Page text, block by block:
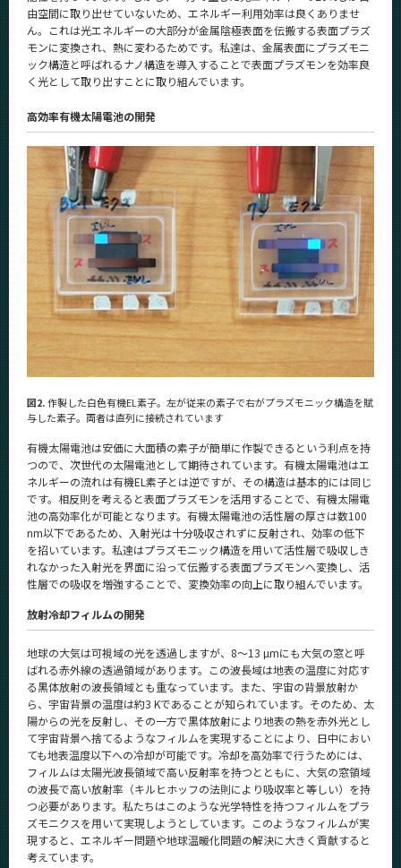
由空間に取り出せていないため、エネルギー利用効率は良くありませ
ん。これは光エネルギーの大部分が金属陰極表面を伝搬する表面プラズ
モンに変換され、熱に変わるためです。私達は、金属表面にプラズモニ
ック構造と呼ばれるナノ構造を導入することで表面プラズモンを効率良
く光として取り出すことに取り組んでいます。
高効率有機太陽電池の開発
図2.作製した白色有機EL素子。左が従来の素子で右がプラズモニック構造を賦
与した素子。両者は直列に接続されています
有機太陽電池は安価に大面積の素子が簡単に作製できるという利点を持
つので、次世代の太陽電池として期待されています。有機太陽電池はエ
ネルギーの流れは有機EL素子とは逆ですが、その構造は基本的には同じ
です。相反則を考えると表面プラズモンを活用することで、有機太陽電
池の高効率化が可能となります。有機太陽電池の活性層の厚さは数100
nm以下であるため、入射光は十分吸収されずに反射され、効率の低下
を招いています。私達はプラズモニック構造を用いて活性層で吸収しき
れなかった入射光を界面に沿って伝搬する表面プラズモンへ変換し、活
性層での吸収を増強することで、変換効率の向上に取り組んでいます。
放射冷却フィルムの開発
地球の大気は可視域の光を透過しますが、8〜13 µmにも大気の窓と呼
ばれる赤外線の透過領域があります。この波長域は地表の温度に対応す
る黒体放射の波長領域とも重なっています。また、宇宙の背景放射か
ら、宇宙背景の温度は約3 Kであることが知られています。そのため、太
陽からの光を反射し、その一方で黒体放射により地表の熱を赤外光とし
て宇宙背景へ捨てるようなフィルムを実現することにより、日中におい
ても地表温度以下への冷却が可能です。冷却を高効率で行うためには、
フィルムは太陽光波長領域で高い反射率を持つとともに、大気の窓領域
の波長で高い放射率（キルヒホッフの法則により吸収率と等しい）を持
つ必要があります。私たちはこのような光学特性を持つフィルムをプラ
ズモニクスを用いて実現しようとしています。このようなフィルムが実
現すると、エネルギー問題や地球温暖化問題の解決に大きく貢献すると
考えています。